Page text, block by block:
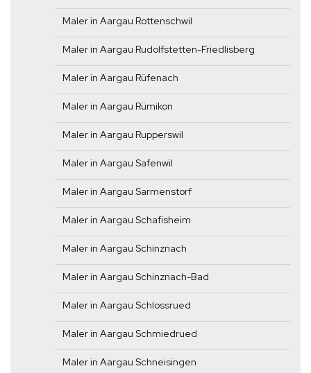
Maler in Aargau Rottenschwil
Maler in Aargau Rudolfstetten-Friedlisberg
Maler in Aargau Rüfenach
Maler in Aargau Rümikon
Maler in Aargau Rupperswil
Maler in Aargau Safenwil
Maler in Aargau Sarmenstorf
Maler in Aargau Schafisheim
Maler in Aargau Schinznach
Maler in Aargau Schinznach-Bad
Maler in Aargau Schlossrued
Maler in Aargau Schmiedrued
Maler in Aargau Schneisingen